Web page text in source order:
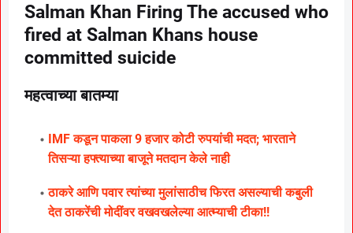
Salman Khan Firing The accused who
fired at Salman Khans house
committed suicide
महत्वाच्या बातम्या
IMF कडून पाकला 9 हजार कोटी रुपयांची मदत; भारताने
तिसऱ्या हफ्त्याच्या बाजूने मतदान केले नाही
ठाकरे आणि पवार त्यांच्या मुलांसाठीच फिरत असल्याची कबुली
देत ठाकरेंची मोदींवर वखवखलेल्या आत्म्याची टीका!!